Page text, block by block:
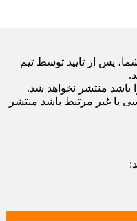
پس از تایید توسط تیم
باشد منتشر نخواهد شد.
یا غیر مرتبط باشد منتشر